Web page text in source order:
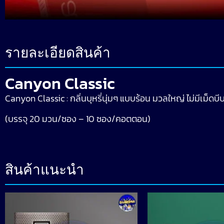
รายละเอียดสินค้า
Canyon Classic
Canyon Classic : กลิ่นบุหรี่นุ่มๆ แบบร้อน มวลใหญ่ ไม่มีเม็ดบี
(บรรจุ 20 มวน/ซอง – 10 ซอง/คอตตอน)
สินค้าแนะนำ